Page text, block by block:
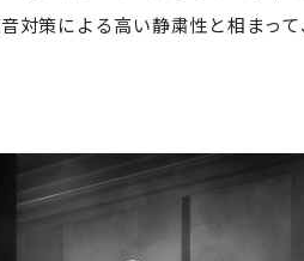
対策による高い静粛性と相まっ